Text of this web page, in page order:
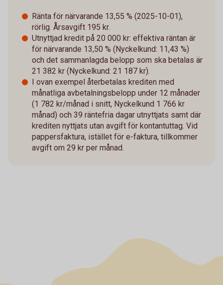
Ränta för närvarande 13,55 % (2025-10-01),
rörlig. Årsavgift 195 kr.
Utnyttjad kredit på 20 000 kr: effektiva räntan är
för närvarande 13,50 % (Nyckelkund: 11,43 %)
och det sammanlagda belopp som ska betalas är
21 382 kr (Nyckelkund: 21 187 kr).
I ovan exempel återbetalas krediten med
månatliga avbetalningsbelopp under 12 månader
(1 782 kr/månad i snitt, Nyckelkund 1 766 kr
månad) och 39 räntefria dagar utnyttjats samt där
krediten nyttjats utan avgift för kontantuttag. Vid
pappersfaktura, istället för e-faktura, tillkommer
avgift om 29 kr per månad.